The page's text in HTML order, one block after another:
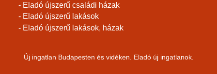
- Eladó újszerű családi házak
- Eladó újszerű lakások
- Eladó újszerű lakások, házak
Új ingatlan Budapesten és vidéken. Eladó új ingatlanok.